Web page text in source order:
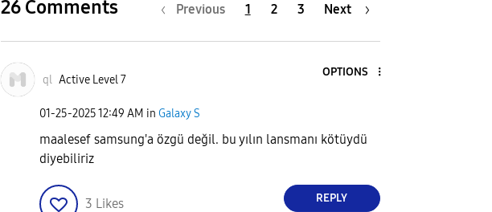
26 Comments Previous 1 2 3 Next
ql Active Level 7
OPTIONS
‎01-25-202512:49 AM in Galaxy S
maalesef samsung'a özgü değil. bu yılın lansmanı kötüydü
diyebiliriz
3 Likes REPLY